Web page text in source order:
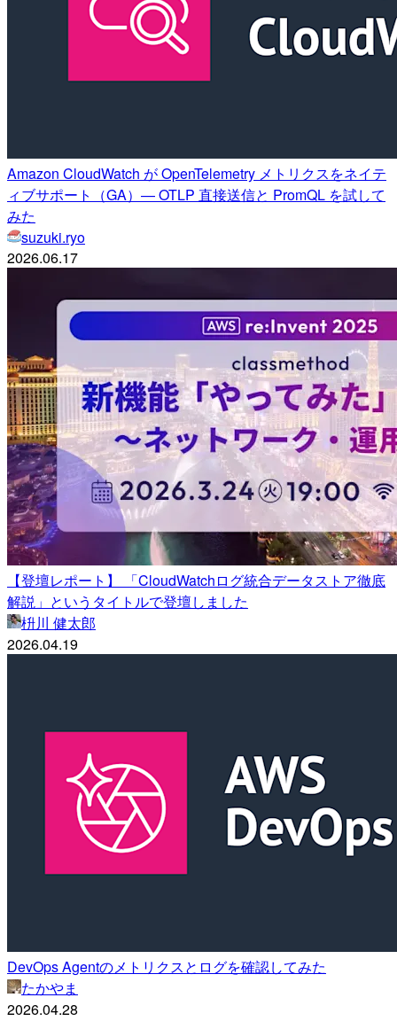
Amazon CloudWatch が OpenTelemetry メトリクスをネイテ
ィブサポート（GA）— OTLP 直接送信と PromQL を試して
みた
suzuki.ryo
2026.06.17
【登壇レポート】 「CloudWatchログ統合データストア徹底
解説」というタイトルで登壇しました
枡川 健太郎
2026.04.19
DevOps Agentのメトリクスとログを確認してみた
たかやま
2026.04.28